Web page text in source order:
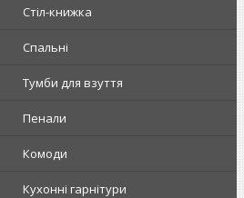
Стіл-книжка
Спальні
Тумби для взуття
Пенали
Комоди
Кухонні гарнітури